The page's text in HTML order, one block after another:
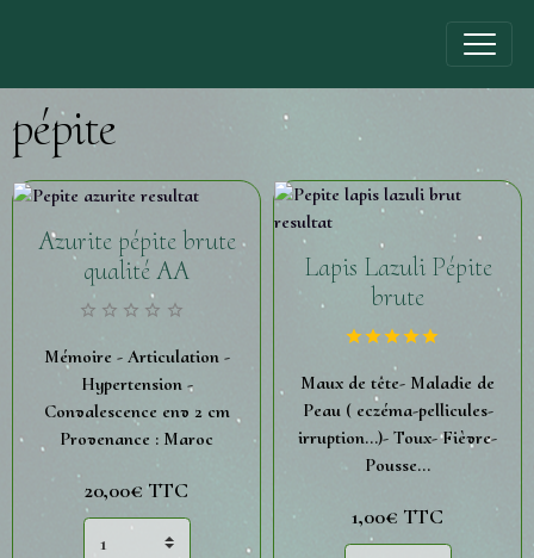
pépite
Azurite pépite brute
qualité AA
Mémoire - Articulation -
Hypertension -
Convalescence env 2 cm
Provenance : Maroc
20,00€TTC
Lapis Lazuli Pépite
brute
Maux de tête- Maladie de
Peau ( eczéma-pellicules-
irruption...)- Toux- Fièvre-
Pousse...
1,00€ TTC